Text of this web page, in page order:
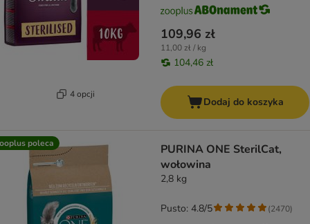
4 opcji
109,96 zł
11,00 zł / kg
104,46 zł
Dodaj do koszyka
poleca
PURINA ONE SterilCat,
wołowina
2,8 kg
Pusto: 4.8/5 (2470)